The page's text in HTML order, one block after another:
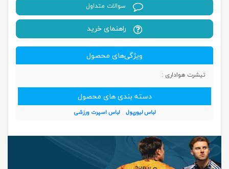
سوالات متداول
راهنمای خرید
ویژگی‌های محصول
تیشرت هواداری :
دسته بندی های محصول
لباس لیورپول لباس اسپرت ورزشی